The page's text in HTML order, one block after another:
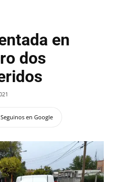
en
dos
en Google